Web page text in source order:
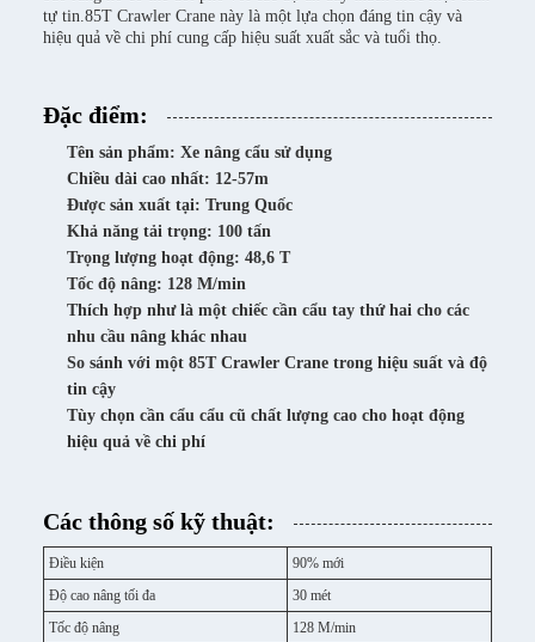
tự tin.85T Crawler Crane này là một lựa chọn đáng tin cậy và
hiệu quả về chi phí cung cấp hiệu suất xuất sắc và tuổi thọ.
Đặc điểm:
Tên sản phẩm: Xe nâng cẩu sử dụng
Chiều dài cao nhất: 12-57m
Được sản xuất tại: Trung Quốc
Khả năng tải trọng: 100 tấn
Trọng lượng hoạt động: 48,6 T
Tốc độ nâng: 128 M/min
Thích hợp như là một chiếc cần cẩu tay thứ hai cho các
nhu cầu nâng khác nhau
So sánh với một 85T Crawler Crane trong hiệu suất và độ
tin cậy
Tùy chọn cần cẩu cẩu cũ chất lượng cao cho hoạt động
hiệu quả về chi phí
Các thông số kỹ thuật:
Điều kiện
90% mới
Độ cao nâng tối đa
30 mét
Tốc độ nâng
128 M/min